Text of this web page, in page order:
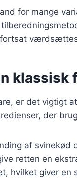
for mange
klassisk
er det vigtigt
der
af svinekød
retten en
hvilket giver en